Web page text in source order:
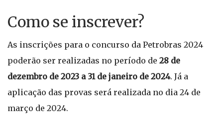
Como se inscrever?
As inscrições para o concurso da Petrobras 2024
poderão ser realizadas no período de 28 de
dezembro de 2023 a 31 de janeiro de 2024. Já a
aplicação das provas será realizada no dia 24 de
março de 2024.